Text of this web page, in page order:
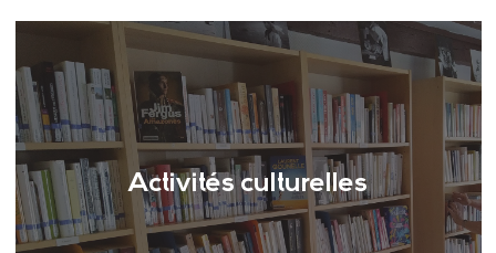
Activités culturelles